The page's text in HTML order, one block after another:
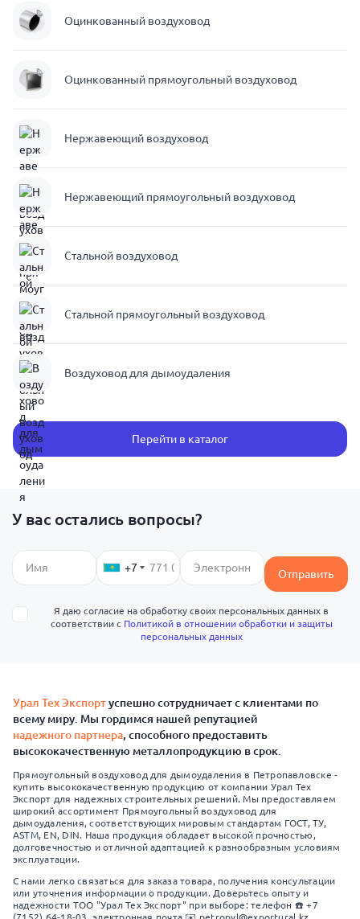
Оцинкованный воздуховод
Оцинкованный прямоугольный воздуховод
Нержавеющий воздуховод
Нержавеющий прямоугольный воздуховод
Стальной воздуховод
Стальной прямоугольный воздуховод
Воздуховод для дымоудаления
Перейти в каталог
У вас остались вопросы?
+7 Отправить
Я даю согласие на обработку своих персональных данных в
соответствии с Политикой в отношении обработки и защиты
персональных данных
Урал Тех Экспортуспешно сотрудничает с клиентами по
всему миру. Мы гордимся нашей репутацией
надежного партнера, способного предоставить
высококачественную металлопродукцию в срок.
Прямоугольный воздуховод для дымоудаления в Петропавловске -
купить высококачественную продукцию от компании Урал Тех
Экспорт для надежных строительных решений. Мы предоставляем
широкий ассортимент Прямоугольный воздуховод для
дымоудаления, соответствующих мировым стандартам ГОСТ, ТУ,
ASTM, EN, DIN. Наша продукция обладает высокой прочностью,
долговечностью и отличной адаптацией к разнообразным условиям
эксплуатации.
С нами легко связаться для заказа товара, получения консультации
или уточнения информации о продукции. Доверьтесь опыту и
надежности ТОО "Урал Тех Экспорт" при выборе: телефон ☎️ +7